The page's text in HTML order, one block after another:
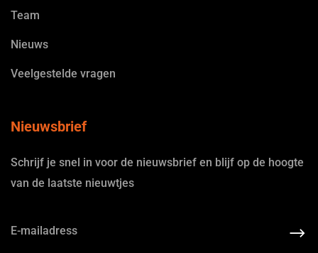
Team
Nieuws
Veelgestelde vragen
Nieuwsbrief
Schrijf je snel in voor de nieuwsbrief en blijf op de hoogte
van de laatste nieuwtjes